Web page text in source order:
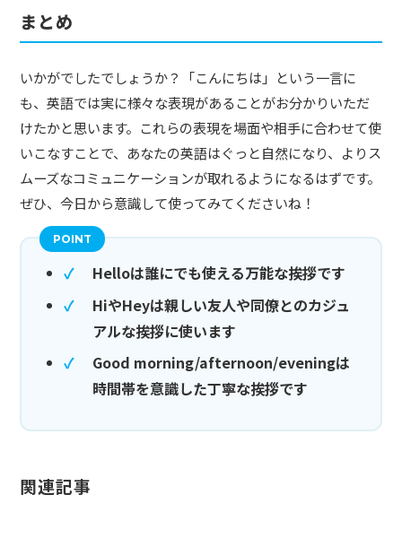
まとめ
いかがでしたでしょうか？「こんにちは」という一言に
も、英語では実に様々な表現があることがお分かりいただ
けたかと思います。これらの表現を場面や相手に合わせて使
いこなすことで、あなたの英語はぐっと自然になり、よりス
ムーズなコミュニケーションが取れるようになるはずです。
ぜひ、今日から意識して使ってみてくださいね！
Helloは誰にでも使える万能な挨拶です
HiやHeyは親しい友人や同僚とのカジュ
アルな挨拶に使います
Good morning/afternoon/eveningは
時間帯を意識した丁寧な挨拶です
関連記事